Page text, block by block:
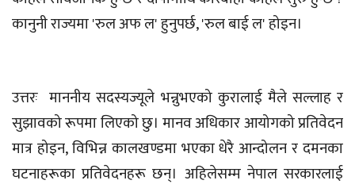
कानुनी राज्यमा 'रुल अफ ल' हुनुपर्छ, 'रुल बाई ल' होइन।
उत्तरः माननीय सदस्यज्यूले भन्नुभएको कुरालाई मैले सल्लाह र
सुझावको रूपमा लिएको छु। मानव अधिकार आयोगको प्रतिवेदन
मात्र होइन, विभिन्न कालखण्डमा भएका धेरै आन्दोलन र दमनका
घटनाहरूका प्रतिवेदनहरू छन्। अहिलेसम्म नेपाल सरकारलाई